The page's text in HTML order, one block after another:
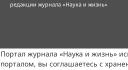
редакции журнала «Наука и жизнь»
Портал журнала «Наука и жизнь»
порталом, вы соглашаетесь с